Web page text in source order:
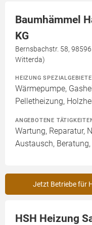
Baumhämmel
KG
Bernsbachstr. 58,
Witterda)
HEIZUNG SPEZIALGEBIETE
Wärmepumpe,
Pelletheizung,
ANGEBOTENE
Wartung, Reparatur,
Austausch,
Jetzt Betriebe für
HSH Heizung